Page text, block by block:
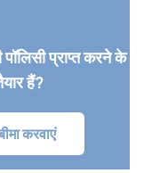
प्राप्त करने के
हैं?
करवाएं